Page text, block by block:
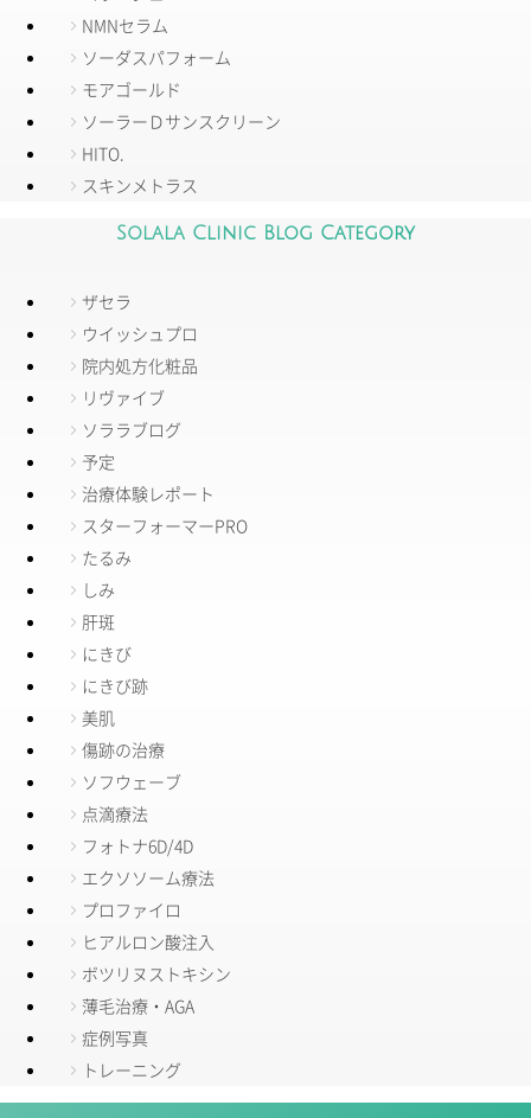
NMNセラム
ソーダスパフォーム
モアゴールド
ソーラーＤサンスクリーン
HITO.
スキンメトラス
Solala Clinic Blog Category
ザセラ
ウイッシュプロ
院内処方化粧品
リヴァイブ
ソララブログ
予定
治療体験レポート
スターフォーマーPRO
たるみ
しみ
肝斑
にきび
にきび跡
美肌
傷跡の治療
ソフウェーブ
点滴療法
フォトナ6D/4D
エクソソーム療法
プロファイロ
ヒアルロン酸注入
ボツリヌストキシン
薄毛治療・AGA
症例写真
トレーニング